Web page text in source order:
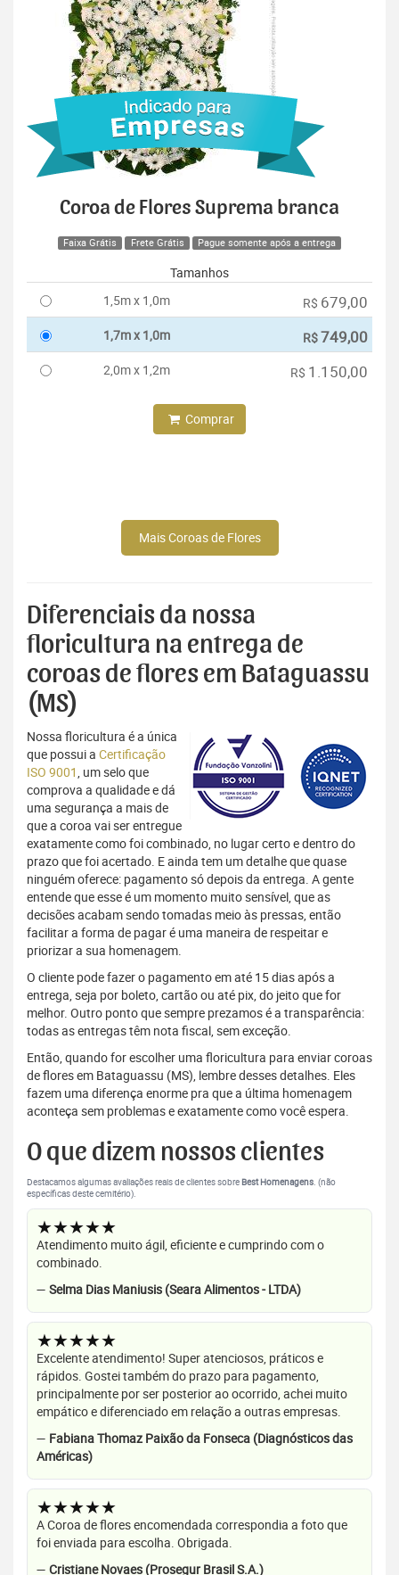
Coroa de Flores Suprema branca
Faixa Grátis Frete Grátis Pague somente após a entrega
Tamanhos
1,5m x 1,0m
R$ 679,00
1,7m x 1,0m R$749,00
2,0m x 1,2m R$ 1.150,00
Comprar
Mais Coroas de Flores
Diferenciais da nossa
floricultura na entrega de
coroas de flores em Bataguassu
(MS)
Nossa floricultura é a única
que possui a Certificação
ISO 9001, um selo que
comprova a qualidade e dá
uma segurança a mais de
que a coroa vai ser entregue
exatamente como foi combinado, no lugar certo e dentro do
prazo que foi acertado. E ainda tem um detalhe que quase
ninguém oferece: pagamento só depois da entrega. A gente
entende que esse é um momento muito sensível, que as
decisões acabam sendo tomadas meio às pressas, então
facilitar a forma de pagar é uma maneira de respeitar e
priorizar a sua homenagem.
O cliente pode fazer o pagamento em até 15 dias após a
entrega, seja por boleto, cartão ou até pix, do jeito que for
melhor. Outro ponto que sempre prezamos é a transparência:
todas as entregas têm nota fiscal, sem exceção.
Então, quando for escolher uma floricultura para enviar coroas
de flores em Bataguassu (MS), lembre desses detalhes. Eles
fazem uma diferença enorme pra que a última homenagem
aconteça sem problemas e exatamente como você espera.
O que dizem nossos clientes
Destacamos algumas avaliações reais de clientes sobre Best Homenagens. (não
específicas deste cemitério).
★★★★★
Atendimento muito ágil, eficiente e cumprindo com o
combinado.
— Selma Dias Maniusis (Seara Alimentos - LTDA)
★★★★★
Excelente atendimento! Super atenciosos, práticos e
rápidos. Gostei também do prazo para pagamento,
principalmente por ser posterior ao ocorrido, achei muito
empático e diferenciado em relação a outras empresas.
— Fabiana Thomaz Paixão da Fonseca (Diagnósticos das
Américas)
★★★★★
A Coroa de flores encomendada correspondia a foto que
foi enviada para escolha. Obrigada.
— Cristiane Novaes (Prosegur Brasil S.A.)